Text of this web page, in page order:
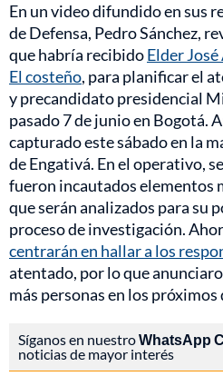
En un video difundido en sus
de Defensa, Pedro Sánchez,
que habría recibidoElder
El costeño, para planificar el
y precandidato presidencial
pasado 7 de junio en Bogotá.
capturado este sábado en la
de Engativá. En el operativo,
fueron incautados elementos
que serán analizados para su
proceso de investigación.
centrarán en hallar a los
atentado, por lo que
más personas en los próximos
Síganos en nuestroWhatsApp
noticias de mayor interés